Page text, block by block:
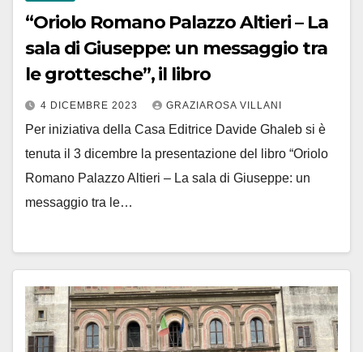
“Oriolo Romano Palazzo Altieri – La
sala di Giuseppe: un messaggio tra
le grottesche”, il libro
4 DICEMBRE 2023 GRAZIAROSA VILLANI
Per iniziativa della Casa Editrice Davide Ghaleb si è
tenuta il 3 dicembre la presentazione del libro “Oriolo
Romano Palazzo Altieri – La sala di Giuseppe: un
messaggio tra le…